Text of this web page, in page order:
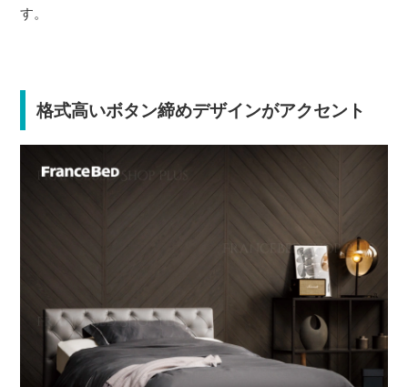
す。
格式高いボタン締めデザインがアクセント